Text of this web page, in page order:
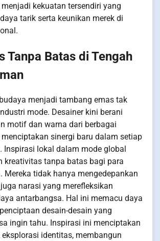
kekuatan tersendiri yang
tarik serta keunikan merek di
Tanpa Batas di Tengah
menjadi tambang emas tak
mode. Desainer kini berani
motif dan warna dari berbagai
menciptakan sinergi baru dalam setiap
Inspirasi lokal dalam mode global
kreativitas tanpa batas bagi para
Mereka tidak hanya mengedepankan
narasi yang merefleksikan
antarbangsa. Hal ini memacu daya
desain-desain yang
ingin tahu. Inspirasi ini menciptakan
identitas, membangun